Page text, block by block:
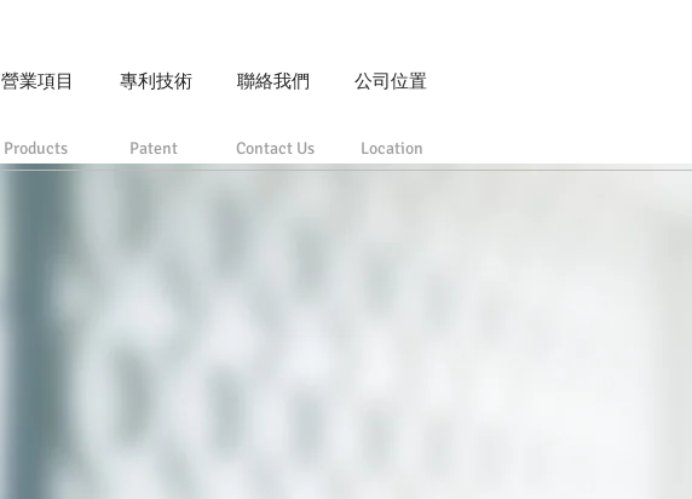
營業項目 專利技術 聯絡我們 公司位置
Products Patent Contact Us Location